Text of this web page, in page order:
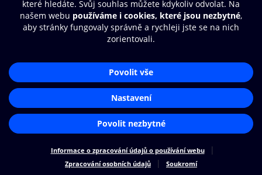
Nákupní řád
Přístupnost
Cookies
Nastavení cookies
Aplikace O2 Knihovna
Čti a poslouchej své e-knihy a
audioknihy rychleji a pohodlněji.